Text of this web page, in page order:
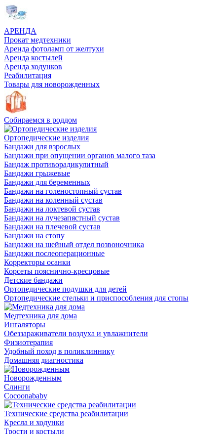
АРЕНДА
Прокат медтехники
Аренда фотоламп от желтухи
Аренда костылей
Аренда ходунков
Реабилитация
Товары для новорожденных
Собираемся в роддом
Ортопедические изделия
Бандажи для взрослых
Бандажи при опущении органов малого таза
Бандаж противорадикулитный
Бандажи грыжевые
Бандажи для беременных
Бандажи на голеностопный сустав
Бандажи на коленный сустав
Бандажи на локтевой сустав
Бандажи на лучезапястный сустав
Бандажи на плечевой сустав
Бандажи на стопу
Бандажи на шейный отдел позвоночника
Бандажи послеоперационные
Корректоры осанки
Корсеты пояснично-кресцовые
Детские бандажи
Ортопедические подушки для детей
Ортопедические стельки и приспособления для стопы
Медтехника для дома
Ингаляторы
Обеззараживатели воздуха и увлажнители
Физиотерапия
Удобный поход в поликлиннику
Домашняя диагностика
Новорожденным
Слинги
Cocoonababy
Технические средства реабилитации
Кресла и ходунки
Трости и костыли